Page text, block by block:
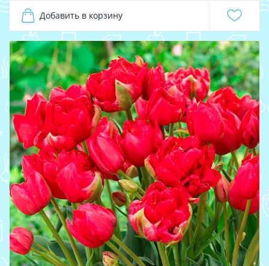
Добавить в корзину